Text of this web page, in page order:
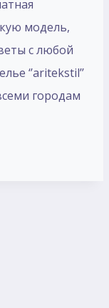
модель,
с любой
‘’aritekstil’’
городам